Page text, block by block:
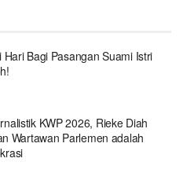
Bagi Pasangan Suami Istri
KWP 2026, Rieke Diah
Wartawan Parlemen adalah